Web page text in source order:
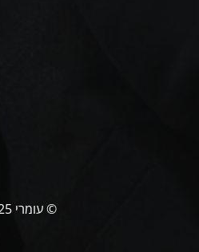
© עומרי 2025